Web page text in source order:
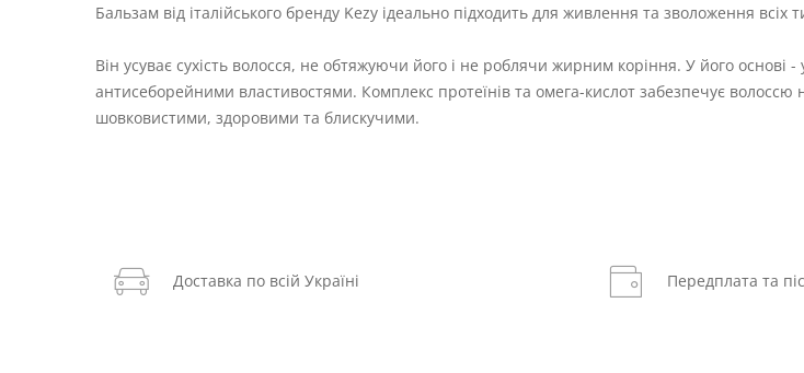
Бальзам від італійського бренду Kezy ідеально підходить для живлення та зволоження всіх
Він усуває сухість волосся, не обтяжуючи його і не роблячи жирним коріння. У його
антисеборейними властивостями. Комплекс протеїнів та омега-кислот забезпечує
шовковистими, здоровими та блискучими.
Доставка по всій Україні Передплата та